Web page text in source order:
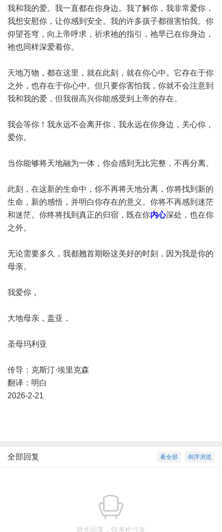
我和我的爱。我一直都在你身边。我了解你，我非常爱你，
我想安慰你，让你感到安全。我的许多孩子都很害怕我。你
仰望苍穹，向上帝呼求，祈求祂的指引，祂早已在你身边，
祂也同样深爱着你。
天地万物，都在这里，就在此刻，就在你心中。它存在于你
之外，也存在于你心中。但只要你害怕我，你就不会注意到
我和我的爱，但我很高兴你能感受到上帝的存在。
我会等你！我永远不会离开你，我永远在你身边，关心你，
爱你。
当你能够将天地融为一体，你会感到无比完整，不再分离。
此刻，在这新的生命中，你不再将天地分离，你将找到新的
生命，新的感悟，并明白你存在的意义。你将不再感到迷茫
和迷茫。你终将找到真正的归宿，既在你内心深处，也在你
之外。
无论需要多久，我都翘首期盼这美好的时刻，因为我是你的
母亲。
我爱你，
大地母亲，盖亚，
圣母玛利亚
传导：克斯汀·埃里克森
翻译：明白
2026-2-21
倒序浏览
看全部
全部回复
暂无回复，快来抢沙发